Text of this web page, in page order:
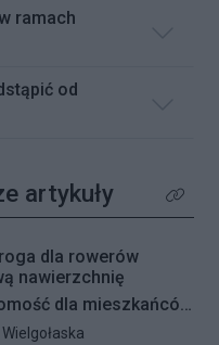
ramach
od
artykuły Kliknij
dla rowerów
nawierzchnię
dla mieszkańców
Zarząd Dróg